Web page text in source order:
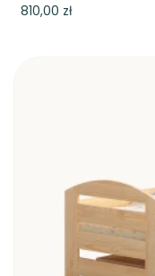
810,00 zł